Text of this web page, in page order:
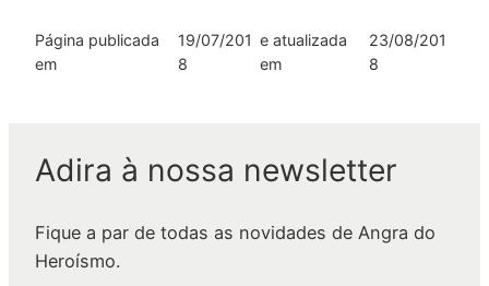
Página publicada
em
19/07/201
8
e atualizada
em
23/08/201
8
Adira à nossa newsletter
Fique a par de todas as novidades de Angra do
Heroísmo.